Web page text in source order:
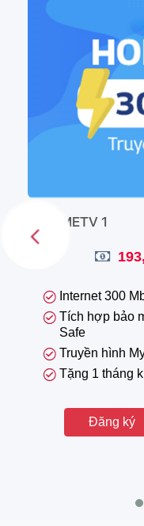
HOMETV 1
Internet 300
Tích hợp bảo
Safe
Truyền hình
Tặng 1 tháng
Đăng ký